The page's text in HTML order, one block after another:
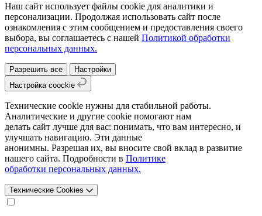
Наш сайт использует файлы cookie для аналитики и
персонализации. Продолжая использовать сайт после
ознакомления с этим сообщением и предоставления своего
выбора, вы соглашаетесь с нашей Политикой обработки
персональных данных.
Разрешить все
Настройки
Настройка coockie
Технические cookie нужны для стабильной работы.
Аналитические и другие cookie помогают нам
делать сайт лучше для вас: понимать, что вам интересно, и
улучшать навигацию. Эти данные
анонимны. Разрешая их, вы вносите свой вклад в развитие
нашего сайта. Подробности в Политике
обработки персональных данных.
Технические Cookies